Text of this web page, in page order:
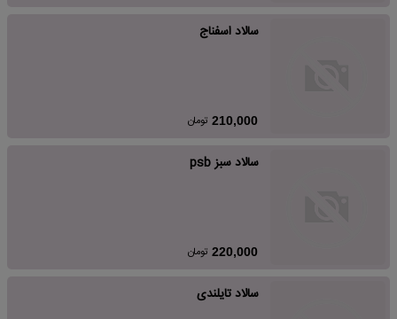
سالاد اسفناج
210,000 تومان
سالاد سبز psb
220,000 تومان
سالاد تایلندی